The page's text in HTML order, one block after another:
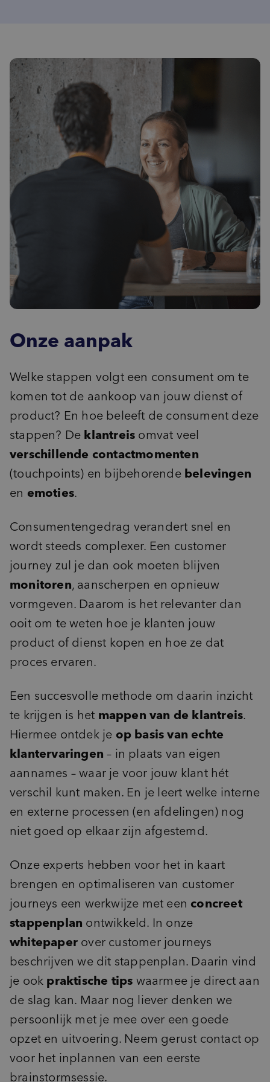
Onze aanpak
Welke stappen volgt een consument om te
komen tot de aankoop van jouw dienst of
product? En hoe beleeft de consument deze
stappen? De klantreis omvat veel
verschillende contactmomenten
(touchpoints) en bijbehorende belevingen
en emoties.
Consumentengedrag verandert snel en
wordt steeds complexer. Een customer
journey zul je dan ook moeten blijven
monitoren, aanscherpen en opnieuw
vormgeven. Daarom is het relevanter dan
ooit om te weten hoe je klanten jouw
product of dienst kopen en hoe ze dat
proces ervaren.
Een succesvolle methode om daarin inzicht
te krijgen is het mappen van de klantreis.
Hiermee ontdek je op basis van echte
klantervaringen – in plaats van eigen
aannames – waar je voor jouw klant hét
verschil kunt maken. En je leert welke interne
en externe processen (en afdelingen) nog
niet goed op elkaar zijn afgestemd.
Onze experts hebben voor het in kaart
brengen en optimaliseren van customer
journeys een werkwijze met een concreet
stappenplan ontwikkeld. In onze
whitepaper over customer journeys
beschrijven we dit stappenplan. Daarin vind
je ook praktische tips waarmee je direct aan
de slag kan. Maar nog liever denken we
persoonlijk met je mee over een goede
opzet en uitvoering. Neem gerust contact op
voor het inplannen van een eerste
brainstormsessie.